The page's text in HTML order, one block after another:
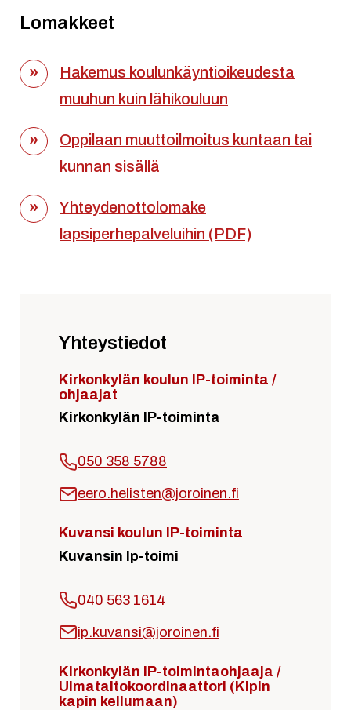
Lomakkeet
Hakemus koulunkäyntioikeudesta
muuhun kuin lähikouluun
Oppilaan muuttoilmoitus kuntaan tai
kunnan sisällä
Yhteydenottolomake
lapsiperhepalveluihin (PDF)
Yhteystiedot
Kirkonkylän koulun IP-toiminta /
ohjaajat
Kirkonkylän IP-toiminta
050 358 5788
eero.helisten@joroinen.fi
Kuvansi koulun IP-toiminta
Kuvansin Ip-toimi
040 563 1614
ip.kuvansi@joroinen.fi
Kirkonkylän IP-toimintaohjaaja /
Uimataitokoordinaattori (Kipin
kapin kellumaan)